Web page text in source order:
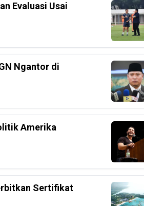
Evaluasi Usai
Ngantor di
Amerika
Sertifikat